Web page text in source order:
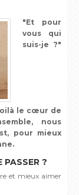
"Et pour
vous qui
suis-je ?"
le cœur de
nous
pour mieux
PASSER ?
et mieux aimer